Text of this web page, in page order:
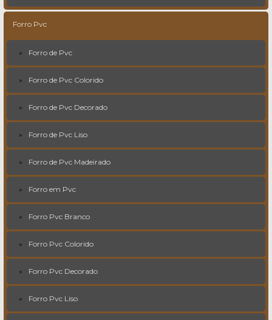
Forro Pvc
Forro de Pvc
Forro de Pvc Colorido
Forro de Pvc Decorado
Forro de Pvc Liso
Forro de Pvc Madeirado
Forro em Pvc
Forro Pvc Branco
Forro Pvc Colorido
Forro Pvc Decorado
Forro Pvc Liso